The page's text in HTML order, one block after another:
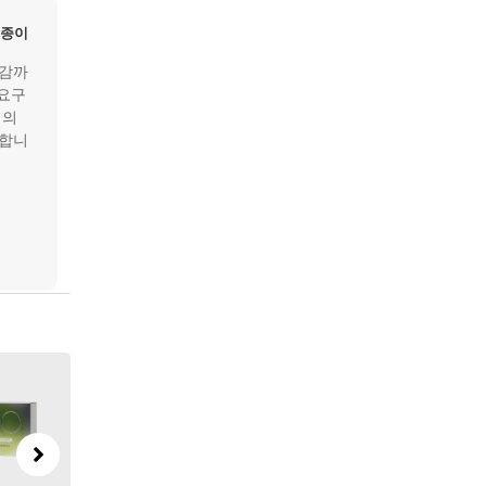
이
까
구
니